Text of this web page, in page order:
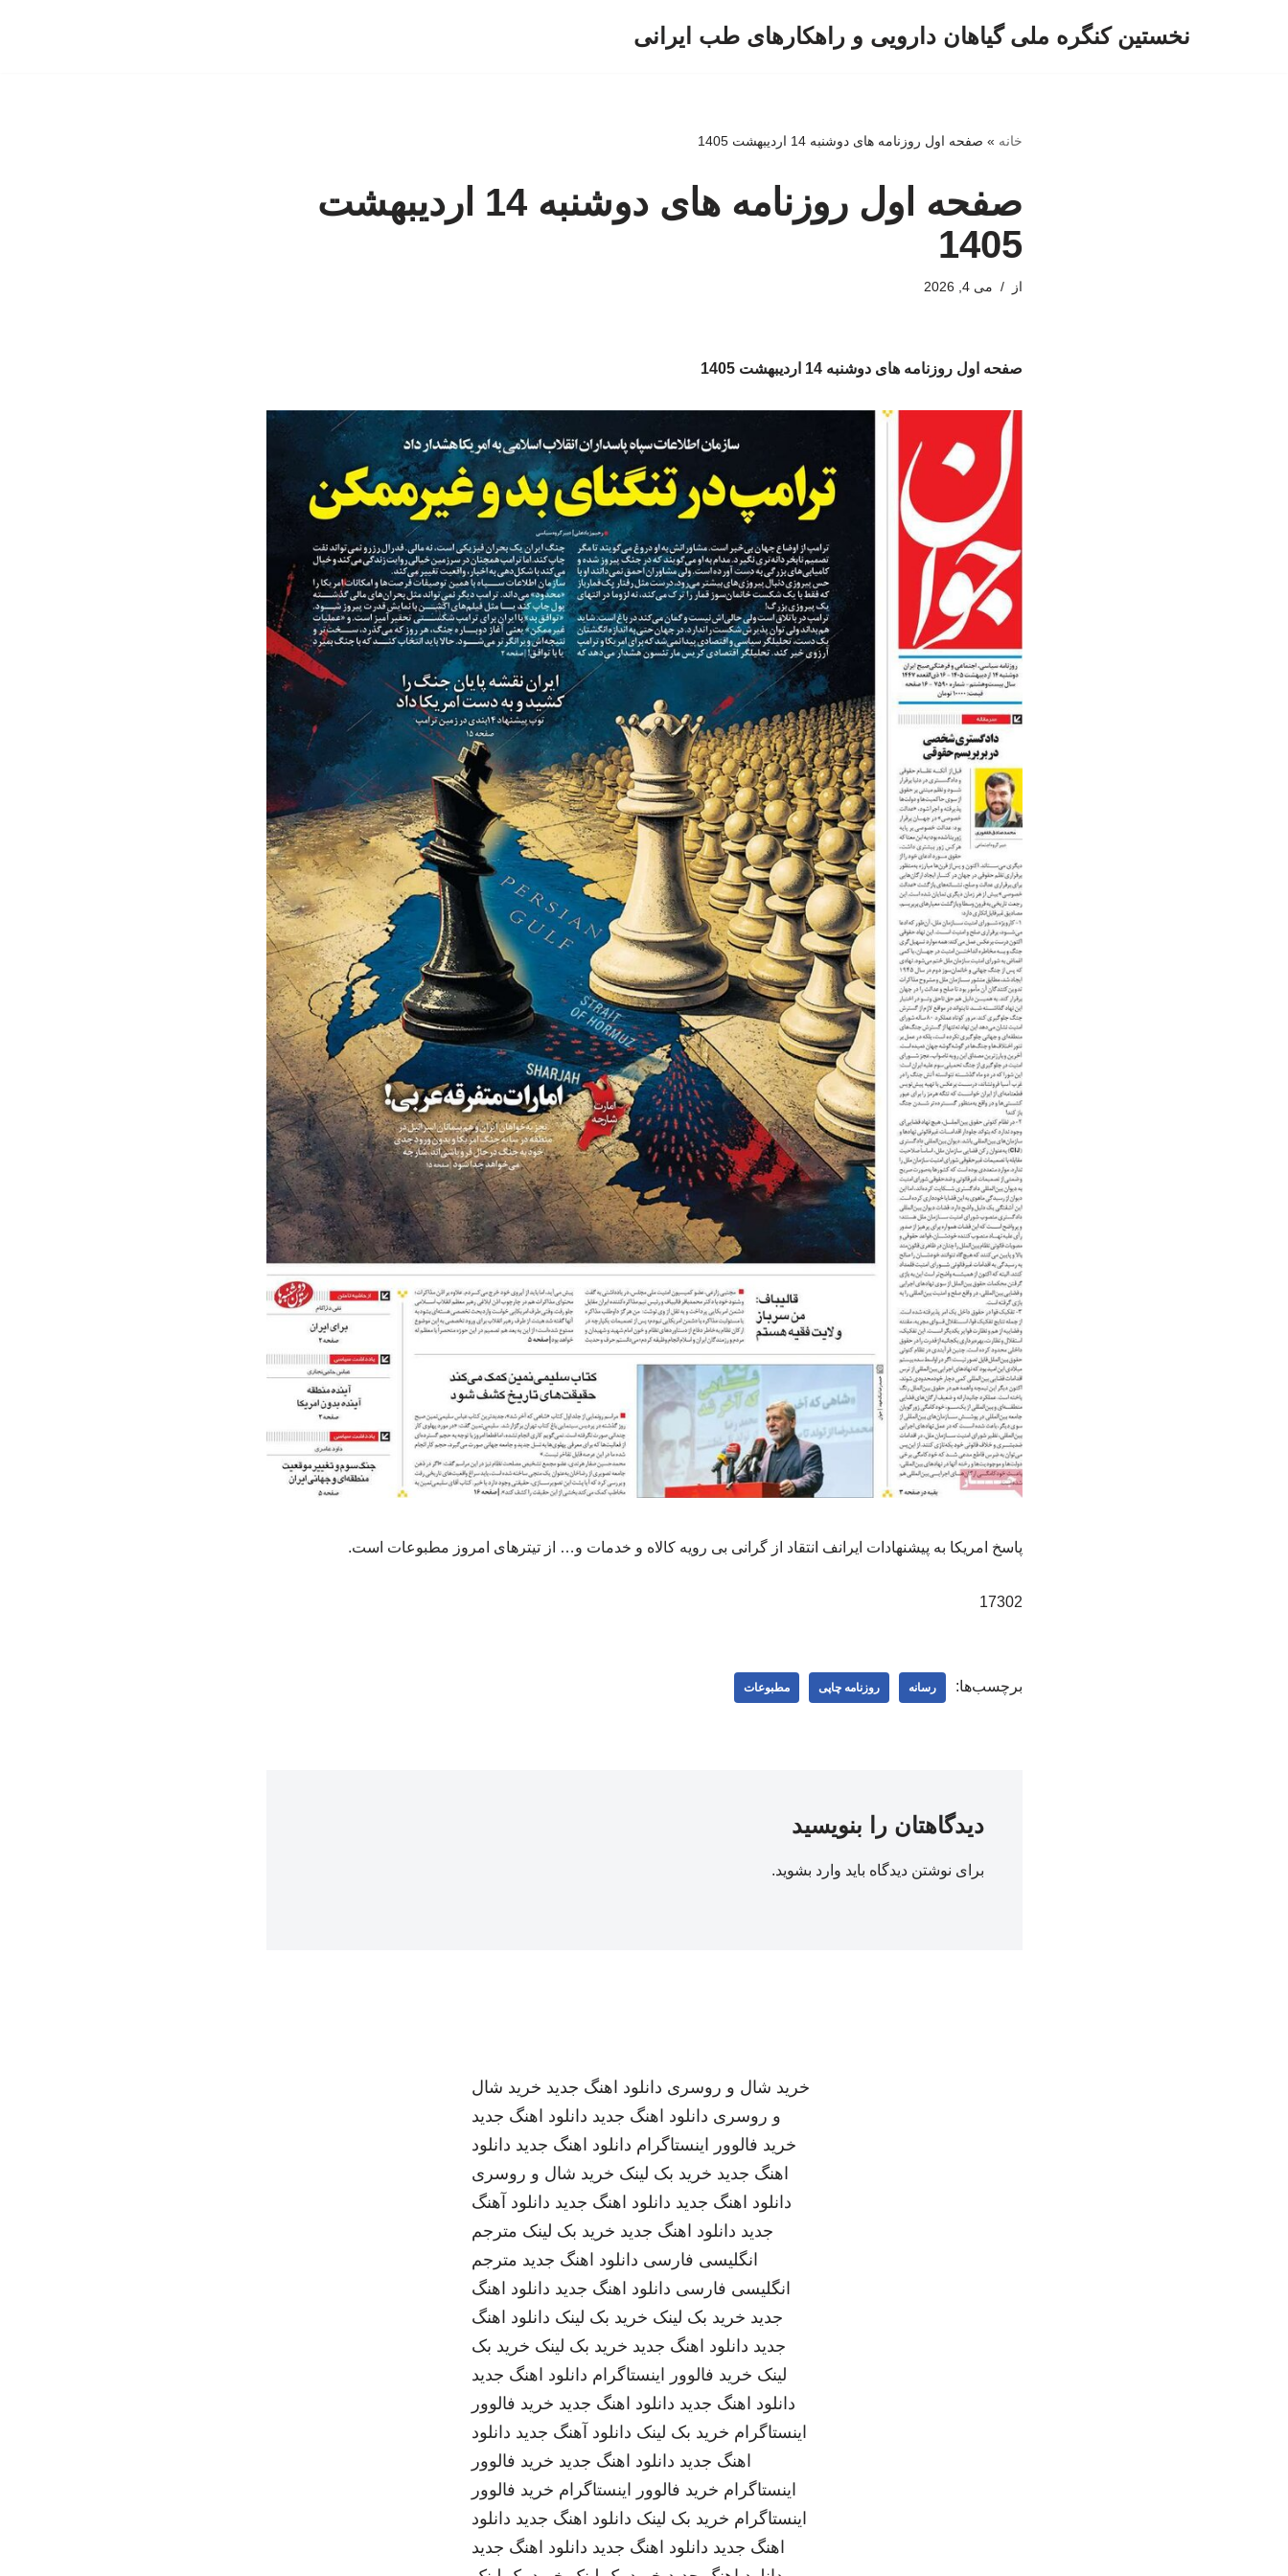
نخستین کنگره ملی گیاهان دارویی و راهکارهای طب ایرانی
خانه » صفحه اول روزنامه های دوشنبه 14 اردیبهشت 1405
صفحه اول روزنامه های دوشنبه 14 اردیبهشت
1405
از می 4, 2026
صفحه اول روزنامه های دوشنبه 14 اردیبهشت 1405
پاسخ امریکا به پیشنهادات ایرانف انتقاد از گرانی بی رویه کالاه و خدمات و… از تیترهای امروز مطبوعات است.
17302
برچسب‌ها: رسانه روزنامه چاپی مطبوعات
دیدگاهتان را بنویسید
برای نوشتن دیدگاه باید وارد بشوید.
خرید شال و روسری دانلود اهنگ جدید خرید شال
و روسری دانلود اهنگ جدید دانلود اهنگ جدید
خرید فالوور اینستاگرام دانلود اهنگ جدید دانلود
اهنگ جدید خرید بک لینک خرید شال و روسری
دانلود اهنگ جدید دانلود اهنگ جدید دانلود آهنگ
جدید دانلود اهنگ جدید خرید بک لینک مترجم
انگلیسی فارسی دانلود اهنگ جدید مترجم
انگلیسی فارسی دانلود اهنگ جدید دانلود اهنگ
جدید خرید بک لینک خرید بک لینک دانلود اهنگ
جدید دانلود اهنگ جدید خرید بک لینک خرید بک
لینک خرید فالوور اینستاگرام دانلود اهنگ جدید
دانلود اهنگ جدید دانلود اهنگ جدید خرید فالوور
اینستاگرام خرید بک لینک دانلود آهنگ جدید دانلود
اهنگ جدید دانلود اهنگ جدید خرید فالوور
اینستاگرام خرید فالوور اینستاگرام خرید فالوور
اینستاگرام خرید بک لینک دانلود اهنگ جدید دانلود
اهنگ جدید دانلود اهنگ جدید دانلود اهنگ جدید